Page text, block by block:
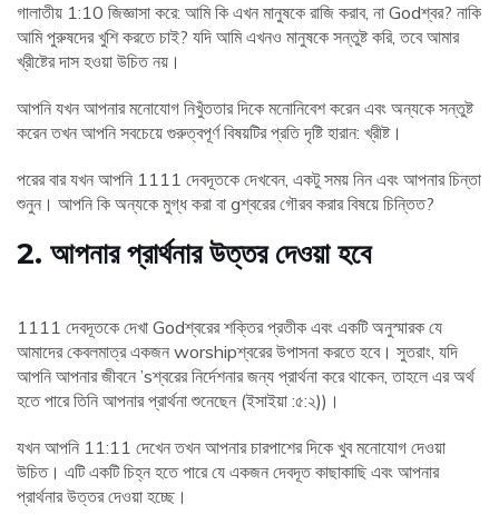
গালাতীয় 1:10 জিজ্ঞাসা করে: আমি কি এখন মানুষকে রাজি করাব, না Godশ্বর? নাকি
আমি পুরুষদের খুশি করতে চাই? যদি আমি এখনও মানুষকে সন্তুষ্ট করি, তবে আমার
খ্রীষ্টের দাস হওয়া উচিত নয়।
আপনি যখন আপনার মনোযোগ নিখুঁততার দিকে মনোনিবেশ করেন এবং অন্যকে সন্তুষ্ট
করেন তখন আপনি সবচেয়ে গুরুত্বপূর্ণ বিষয়টির প্রতি দৃষ্টি হারান: খ্রীষ্ট।
পরের বার যখন আপনি 1111 দেবদূতকে দেখবেন, একটু সময় নিন এবং আপনার চিন্তা
শুনুন। আপনি কি অন্যকে মুগ্ধ করা বা gশ্বরের গৌরব করার বিষয়ে চিন্তিত?
2. আপনার প্রার্থনার উত্তর দেওয়া হবে
1111 দেবদূতকে দেখা Godশ্বরের শক্তির প্রতীক এবং একটি অনুস্মারক যে
আমাদের কেবলমাত্র একজন worshipশ্বরের উপাসনা করতে হবে। সুতরাং, যদি
আপনি আপনার জীবনে ’sশ্বরের নির্দেশনার জন্য প্রার্থনা করে থাকেন, তাহলে এর অর্থ
হতে পারে তিনি আপনার প্রার্থনা শুনেছেন (ইসাইয়া :৫:২))।
যখন আপনি 11:11 দেখেন তখন আপনার চারপাশের দিকে খুব মনোযোগ দেওয়া
উচিত। এটি একটি চিহ্ন হতে পারে যে একজন দেবদূত কাছাকাছি এবং আপনার
প্রার্থনার উত্তর দেওয়া হচ্ছে।